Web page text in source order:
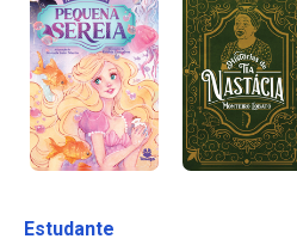
Estudante